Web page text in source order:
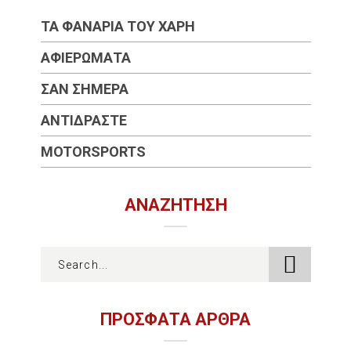
ΤΑ ΦΑΝΆΡΙΑ ΤΟΥ ΧΆΡΗ
ΑΦΙΕΡΏΜΑΤΑ
ΣΑΝ ΣΉΜΕΡΑ
ΑΝΤΙΔΡΆΣΤΕ
MOTORSPORTS
ΑΝΑΖΉΤΗΣΗ
ΠΡΟΣΦΑΤΑ ΑΡΘΡΑ